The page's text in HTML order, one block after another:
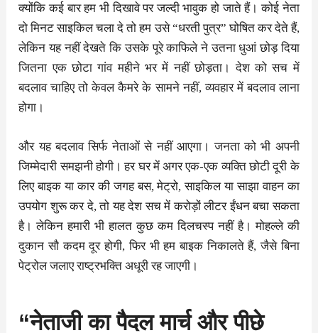
क्योंकि कई बार हम भी दिखावे पर जल्दी भावुक हो जाते हैं। कोई नेता
दो मिनट साइकिल चला दे तो हम उसे “धरती पुत्र” घोषित कर देते हैं,
लेकिन यह नहीं देखते कि उसके पूरे काफिले ने उतना धुआं छोड़ दिया
जितना एक छोटा गांव महीने भर में नहीं छोड़ता। देश को सच में
बदलाव चाहिए तो केवल कैमरे के सामने नहीं, व्यवहार में बदलाव लाना
होगा।
और यह बदलाव सिर्फ नेताओं से नहीं आएगा। जनता को भी अपनी
जिम्मेदारी समझनी होगी। हर घर में अगर एक-एक व्यक्ति छोटी दूरी के
लिए बाइक या कार की जगह बस, मेट्रो, साइकिल या साझा वाहन का
उपयोग शुरू कर दे, तो यह देश सच में करोड़ों लीटर ईंधन बचा सकता
है। लेकिन हमारी भी हालत कुछ कम दिलचस्प नहीं है। मोहल्ले की
दुकान सौ कदम दूर होगी, फिर भी हम बाइक निकालते हैं, जैसे बिना
पेट्रोल जलाए राष्ट्रभक्ति अधूरी रह जाएगी।
“नेताजी का पैदल मार्च और पीछे